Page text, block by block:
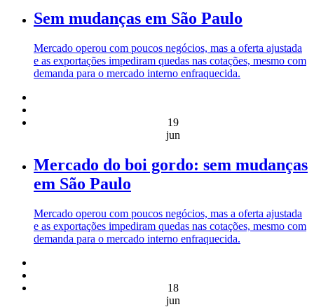
Sem mudanças em São Paulo
Mercado operou com poucos negócios, mas a oferta ajustada
e as exportações impediram quedas nas cotações, mesmo com
demanda para o mercado interno enfraquecida.
19
jun
Mercado do boi gordo: sem mudanças
em São Paulo
Mercado operou com poucos negócios, mas a oferta ajustada
e as exportações impediram quedas nas cotações, mesmo com
demanda para o mercado interno enfraquecida.
18
jun